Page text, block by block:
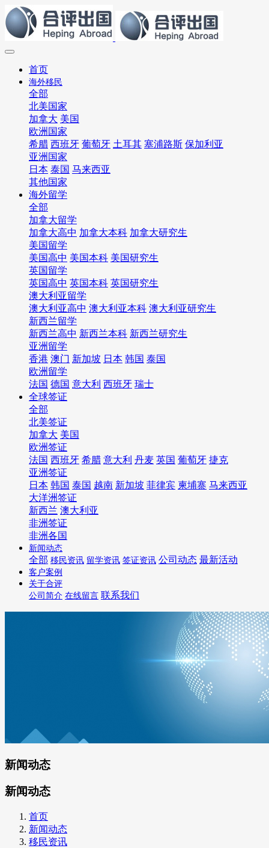
首页
海外移民
全部
北美国家
加拿大 美国
欧洲国家
希腊 西班牙 葡萄牙 土耳其 塞浦路斯 保加利亚
亚洲国家
日本 泰国 马来西亚
其他国家
海外留学
全部
加拿大留学
加拿大高中 加拿大本科 加拿大研究生
美国留学
美国高中 美国本科 美国研究生
英国留学
英国高中 英国本科 英国研究生
澳大利亚留学
澳大利亚高中 澳大利亚本科 澳大利亚研究生
新西兰留学
新西兰高中 新西兰本科 新西兰研究生
亚洲留学
香港 澳门 新加坡 日本 韩国 泰国
欧洲留学
法国 德国 意大利 西班牙 瑞士
全球签证
全部
北美签证
加拿大 美国
欧洲签证
法国 西班牙 希腊 意大利 丹麦 英国 葡萄牙 捷克
亚洲签证
日本 韩国 泰国 越南 新加坡 菲律宾 柬埔寨 马来西亚
大洋洲签证
新西兰 澳大利亚
非洲签证
非洲各国
新闻动态
全部 移民资讯 留学资讯 签证资讯 公司动态 最新活动
客户案例
关于合评
公司简介 在线留言 联系我们
新闻动态
新闻动态
首页
新闻动态
移民资讯